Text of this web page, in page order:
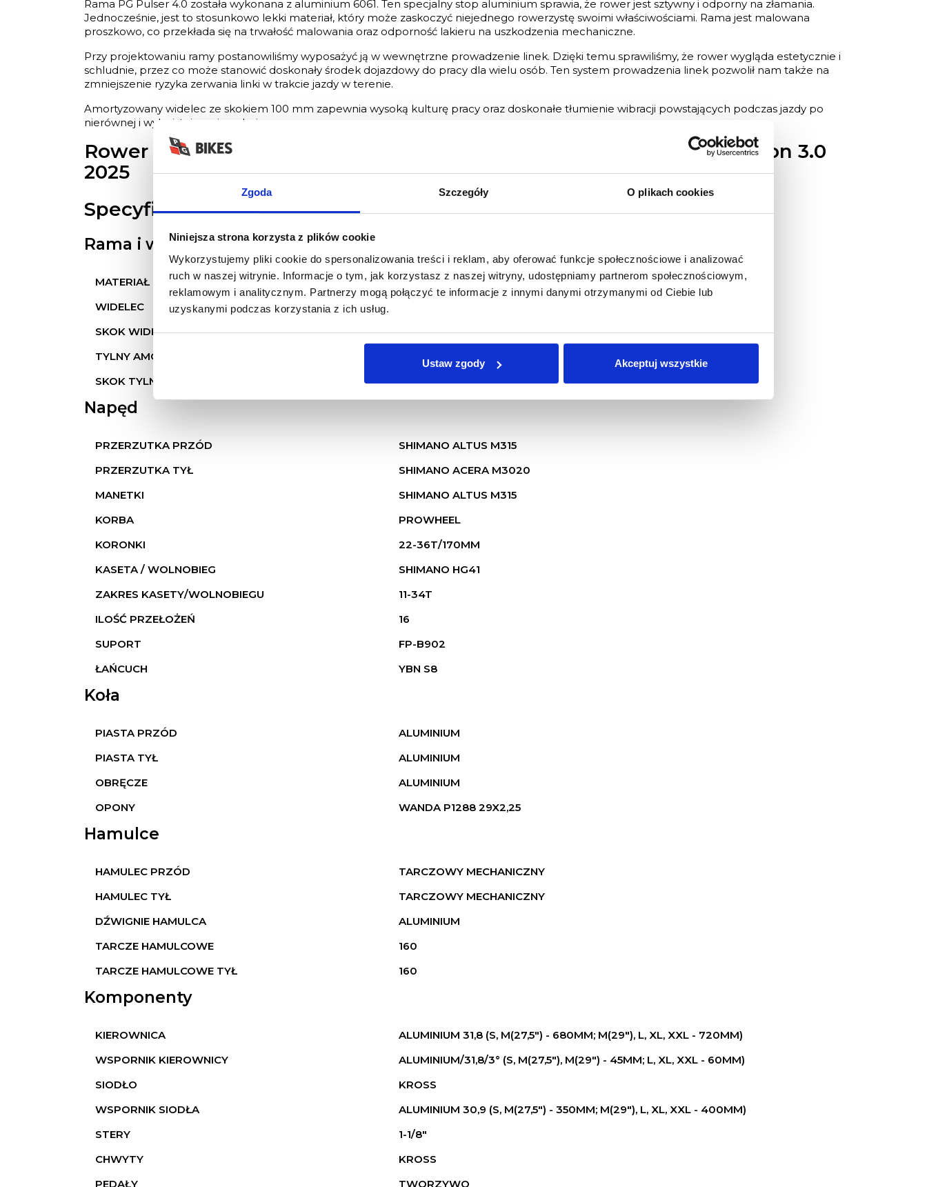
Zgoda Szczegóły O plikach cookies
Niniejsza strona korzysta z plików cookie
Wykorzystujemy pliki cookie do spersonalizowania treści i reklam, aby oferować funkcje społecznościowe i analizować
ruch w naszej witrynie. Informacje o tym, jak korzystasz z naszej witryny, udostępniamy partnerom społecznościowym,
reklamowym i analitycznym. Partnerzy mogą połączyć te informacje z innymi danymi otrzymanymi od Ciebie lub
uzyskanymi podczas korzystania z ich usług.
Ustaw zgody Akceptuj wszystkie
Rama PG Pulser 4.0 została wykonana z aluminium 6061. Ten specjalny stop aluminium sprawia, że rower jest sztywny i odporny na złamania.
Jednocześnie, jest to stosunkowo lekki materiał, który może zaskoczyć niejednego rowerzystę swoimi właściwościami. Rama jest malowana
proszkowo, co przekłada się na trwałość malowania oraz odporność lakieru na uszkodzenia mechaniczne.
Przy projektowaniu ramy postanowiliśmy wyposażyć ją w wewnętrzne prowadzenie linek. Dzięki temu sprawiliśmy, że rower wygląda estetycznie i
schludnie, przez co może stanowić doskonały środek dojazdowy do pracy dla wielu osób. Ten system prowadzenia linek pozwolił nam także na
zmniejszenie ryzyka zerwania linki w trakcie jazdy w terenie.
Amortyzowany widelec ze skokiem 100 mm zapewnia wysoką kulturę pracy oraz doskonałe tłumienie wibracji powstających podczas jazdy po
nierównej i wyboistej nawierzchni.
Rower trekkingowy Kross PG Pulser 4.0 to odpowiednik Kross Hexagon 3.0
2025
Specyfikacja:
Rama i widelec
MATERIAŁ RAMY
ALUMINIUM PERFORMANCE
WIDELEC
SKOK WIDELCA
100MM
TYLNY AMORTYZATOR
BRAK
SKOK TYLNEGO AMORTYZATORA
BRAK
Napęd
PRZERZUTKA PRZÓD
SHIMANO ALTUS M315
PRZERZUTKA TYŁ
SHIMANO ACERA M3020
MANETKI
SHIMANO ALTUS M315
KORBA
PROWHEEL
KORONKI
22-36T/170MM
KASETA / WOLNOBIEG
SHIMANO HG41
ZAKRES KASETY/WOLNOBIEGU
11-34T
ILOŚĆ PRZEŁOŻEŃ
16
SUPORT
FP-B902
ŁAŃCUCH
YBN S8
Koła
PIASTA PRZÓD
ALUMINIUM
PIASTA TYŁ
ALUMINIUM
OBRĘCZE
ALUMINIUM
OPONY
WANDA P1288 29X2,25
Hamulce
HAMULEC PRZÓD
TARCZOWY MECHANICZNY
HAMULEC TYŁ
TARCZOWY MECHANICZNY
DŹWIGNIE HAMULCA
ALUMINIUM
TARCZE HAMULCOWE
160
TARCZE HAMULCOWE TYŁ
160
Komponenty
KIEROWNICA
ALUMINIUM 31,8 (S, M(27,5") - 680MM; M(29"), L, XL, XXL - 720MM)
WSPORNIK KIEROWNICY
ALUMINIUM/31,8/3° (S, M(27,5"), M(29") - 45MM; L, XL, XXL - 60MM)
SIODŁO
KROSS
WSPORNIK SIODŁA
ALUMINIUM 30,9 (S, M(27,5") - 350MM; M(29"), L, XL, XXL - 400MM)
STERY
1-1/8"
CHWYTY
KROSS
PEDAŁY
TWORZYWO